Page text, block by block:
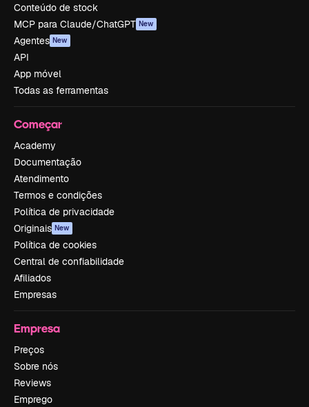
Conteúdo de stock
MCP para Claude/ChatGPT New
Agentes New
API
App móvel
Todas as ferramentas
Começar
Academy
Documentação
Atendimento
Termos e condições
Política de privacidade
Originais New
Política de cookies
Central de confiabilidade
Afiliados
Empresas
Empresa
Preços
Sobre nós
Reviews
Emprego